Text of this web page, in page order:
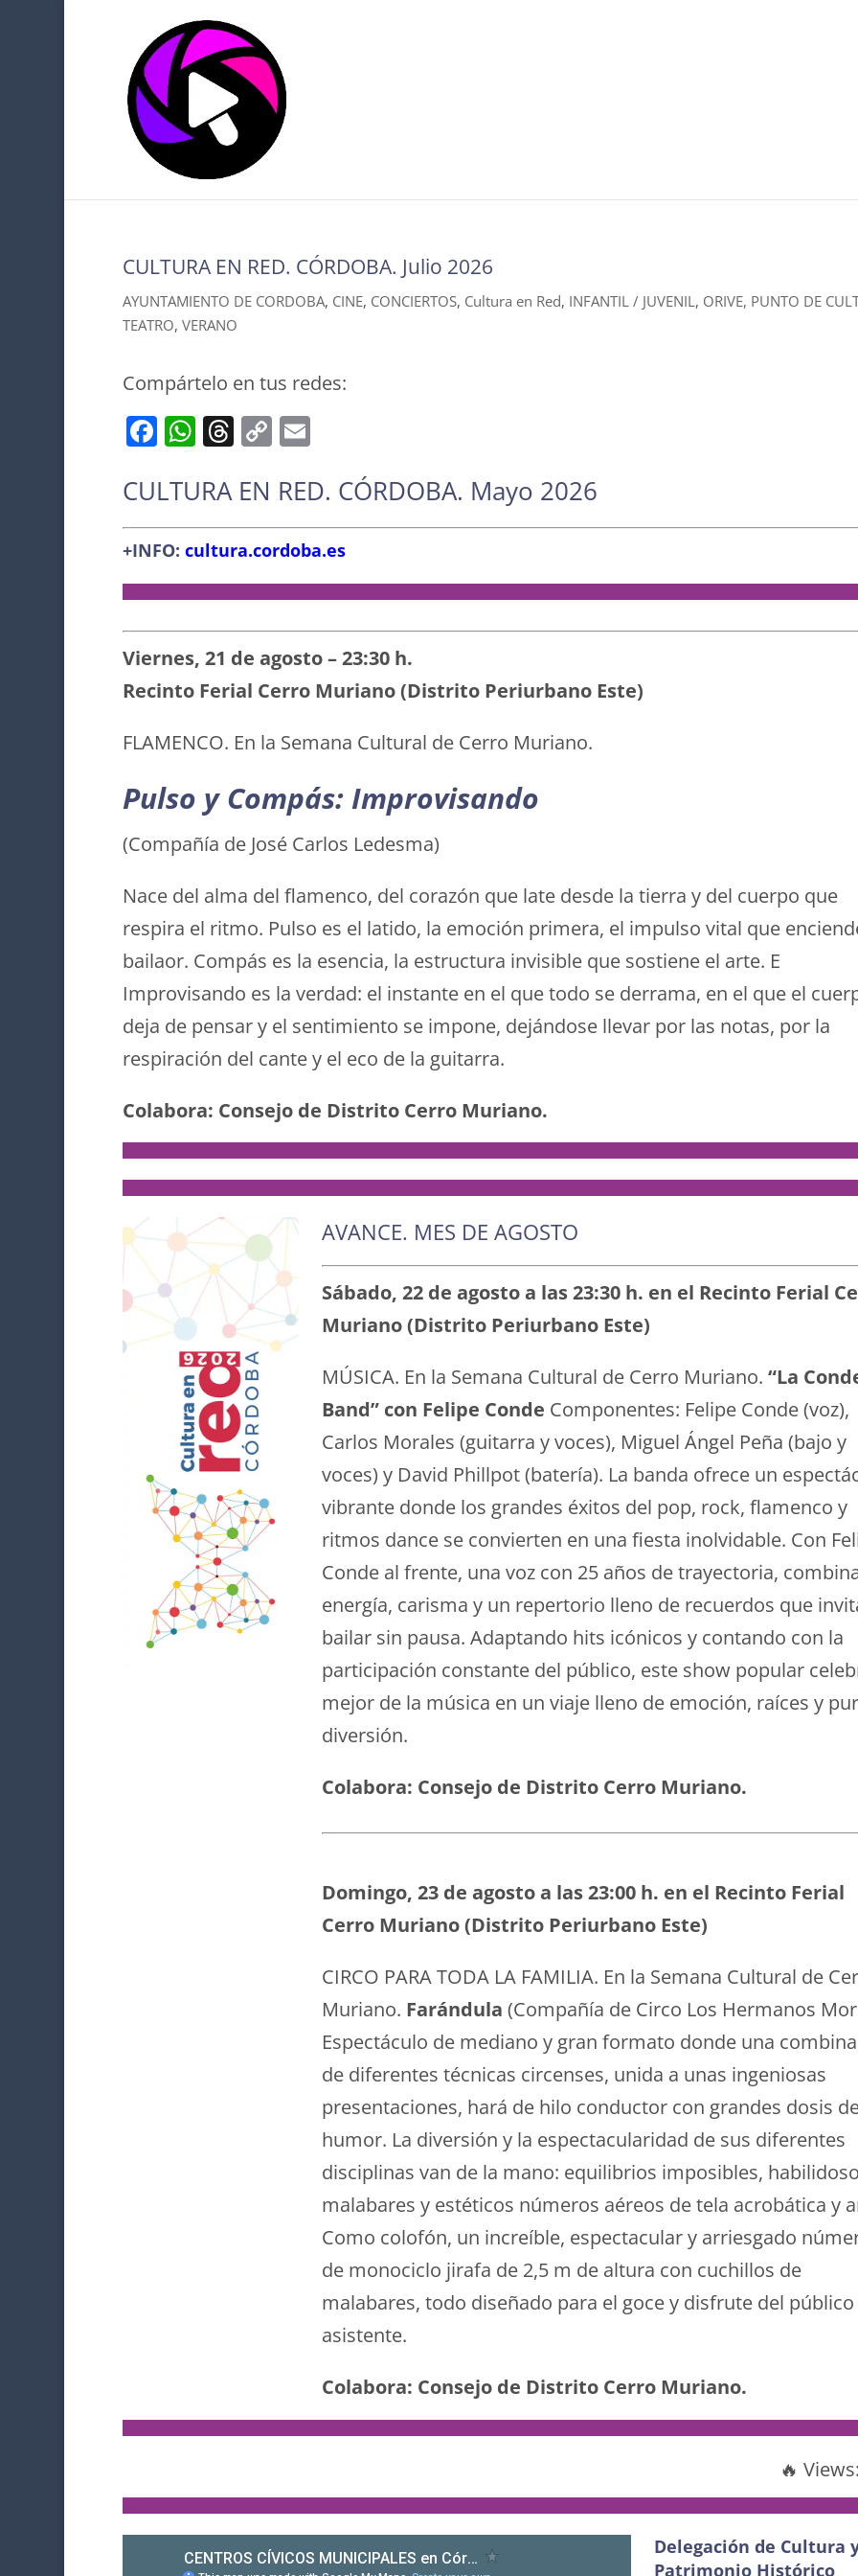
CULTURA EN RED. CÓRDOBA. Julio 2026
AYUNTAMIENTO DE CORDOBA, CINE, CONCIERTOS, Cultura en Red, INFANTIL / JUVENIL, ORIVE, PUNTO DE
TEATRO, VERANO
Compártelo en tus redes:
F
c
e
b
o
k
W
at
s
A
p
T
re
a
d
s
C
p
y
Li
n
E
ai
l
CULTURA EN RED. CÓRDOBA. Mayo 2026
+INFO: cultura.cordoba.es
Viernes, 21 de agosto – 23:30 h.
Recinto Ferial Cerro Muriano (Distrito Periurbano Este)
FLAMENCO. En la Semana Cultural de Cerro Muriano.
Pulso y Compás: Improvisando
(Compañía de José Carlos Ledesma)
Nace del alma del flamenco, del corazón que late desde la tierra y del cuerpo que
respira el ritmo. Pulso es el latido, la emoción primera, el impulso vital que
bailaor. Compás es la esencia, la estructura invisible que sostiene el arte. E
Improvisando es la verdad: el instante en el que todo se derrama, en el que el
deja de pensar y el sentimiento se impone, dejándose llevar por las notas, por la
respiración del cante y el eco de la guitarra.
Colabora: Consejo de Distrito Cerro Muriano.
AVANCE. MES DE AGOSTO
Sábado, 22 de agosto a las 23:30 h. en el Recinto Ferial
Muriano (Distrito Periurbano Este)
MÚSICA. En la Semana Cultural de Cerro Muriano. “La
Band” con Felipe Conde Componentes: Felipe Conde (voz),
Carlos Morales (guitarra y voces), Miguel Ángel Peña (bajo y
voces) y David Phillpot (batería). La banda ofrece un
vibrante donde los grandes éxitos del pop, rock, flamenco y
ritmos dance se convierten en una fiesta inolvidable. Con
Conde al frente, una voz con 25 años de trayectoria,
energía, carisma y un repertorio lleno de recuerdos que
bailar sin pausa. Adaptando hits icónicos y contando con la
participación constante del público, este show popular
mejor de la música en un viaje lleno de emoción, raíces y
diversión.
Colabora: Consejo de Distrito Cerro Muriano.
Domingo, 23 de agosto a las 23:00 h. en el Recinto Ferial
Cerro Muriano (Distrito Periurbano Este)
CIRCO PARA TODA LA FAMILIA. En la Semana Cultural de
Muriano. Farándula (Compañía de Circo Los Hermanos
Espectáculo de mediano y gran formato donde una
de diferentes técnicas circenses, unida a unas ingeniosas
presentaciones, hará de hilo conductor con grandes dosis
humor. La diversión y la espectacularidad de sus diferentes
disciplinas van de la mano: equilibrios imposibles,
malabares y estéticos números aéreos de tela acrobática y
Como colofón, un increíble, espectacular y arriesgado
de monociclo jirafa de 2,5 m de altura con cuchillos de
malabares, todo diseñado para el goce y disfrute del público
asistente.
Colabora: Consejo de Distrito Cerro Muriano.
🔥 Views:
Delegación de Cultura
Patrimonio Histórico